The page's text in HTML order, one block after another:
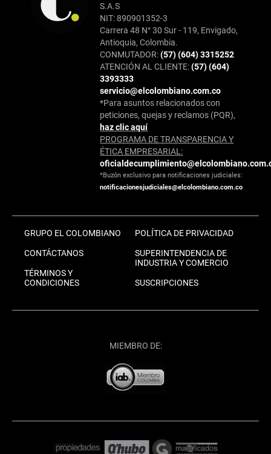
S.A.S
NIT: 890901352-3
Carrera 48 N° 30 Sur - 119, Envigado,
Antioquia, Colombia.
CONMUTADOR:(57) (604) 3315252
ATENCIÓN AL CLIENTE:(57) (604)
3393333
servicio@elcolombiano.com.co
*Para asuntos relacionados con
peticiones, quejas y reclamos (PQR),
haz clic aquí
PROGRAMA DE TRANSPARENCIA Y
ÉTICA EMPRESARIAL:
*Buzón exclusivo para notificaciones judiciales:
notificacionesjudiciales@elcolombiano.com.co
GRUPO EL COLOMBIANO
CONTÁCTANOS
TÉRMINOS Y
CONDICIONES
POLÍTICA DE PRIVACIDAD
SUPERINTENDENCIA DE
INDUSTRIA Y COMERCIO
SUSCRIPCIONES
MIEMBRO DE: